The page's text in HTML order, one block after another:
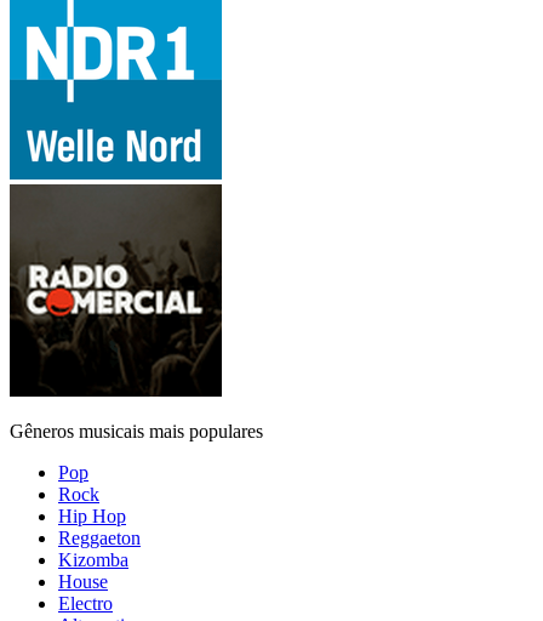
Gêneros musicais mais populares
Pop
Rock
Hip Hop
Reggaeton
Kizomba
House
Electro